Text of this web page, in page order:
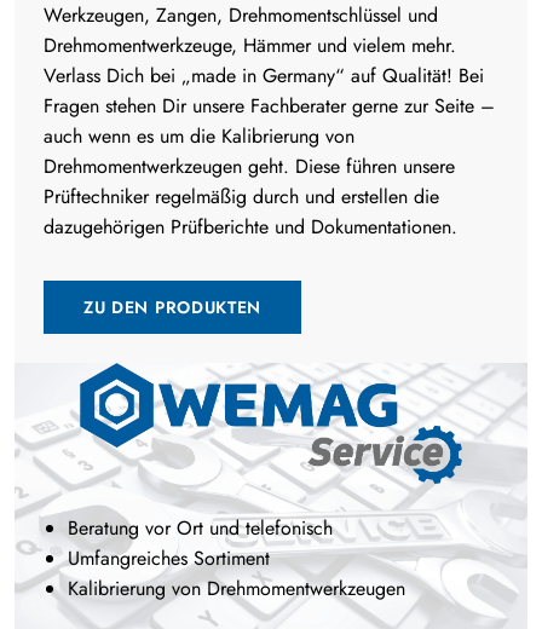
Werkzeugen, Zangen, Drehmomentschlüssel und
Drehmomentwerkzeuge, Hämmer und vielem mehr.
Verlass Dich bei „made in Germany“ auf Qualität! Bei
Fragen stehen Dir unsere Fachberater gerne zur Seite –
auch wenn es um die Kalibrierung von
Drehmomentwerkzeugen geht. Diese führen unsere
Prüftechniker regelmäßig durch und erstellen die
dazugehörigen Prüfberichte und Dokumentationen.
ZU DEN PRODUKTEN
Beratung vor Ort und telefonisch
Umfangreiches Sortiment
Kalibrierung von Drehmomentwerkzeugen